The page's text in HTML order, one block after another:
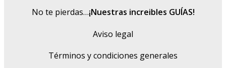
No te pierdas…¡Nuestras increibles GUÍAS!
Aviso legal
Términos y condiciones generales